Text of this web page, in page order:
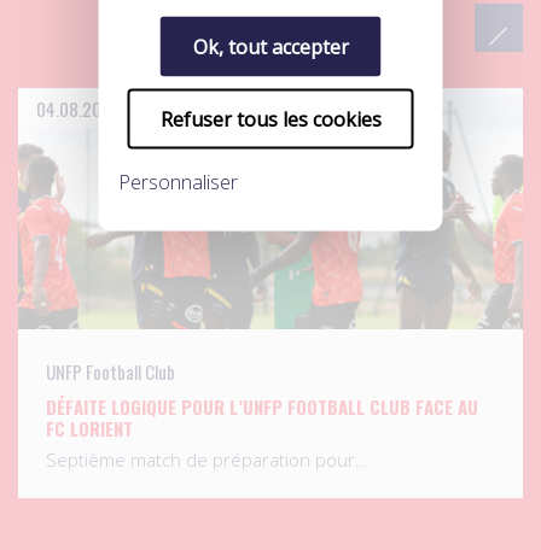
Ok, tout accepter
Refuser tous les cookies
Personnaliser
04.08.2026
UNFP Football Club
DÉFAITE LOGIQUE POUR L’UNFP FOOTBALL CLUB FACE AU
FC LORIENT
Septième match de préparation pour…